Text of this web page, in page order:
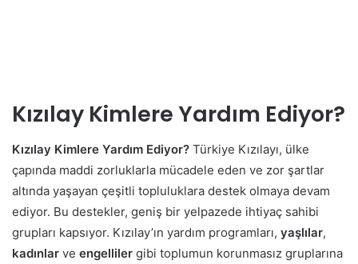
Kızılay Kimlere Yardım Ediyor?
Kızılay Kimlere Yardım Ediyor? Türkiye Kızılayı, ülke
çapında maddi zorluklarla mücadele eden ve zor şartlar
altında yaşayan çeşitli topluluklara destek olmaya devam
ediyor. Bu destekler, geniş bir yelpazede ihtiyaç sahibi
grupları kapsıyor. Kızılay’ın yardım programları, yaşlılar,
kadınlar ve engelliler gibi toplumun korunmasız gruplarına